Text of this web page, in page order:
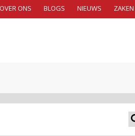
OVER ONS BLOGS NIEUWS ZAKEN